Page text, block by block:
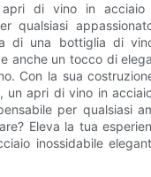
di vino in acciaio
qualsiasi
di una bottiglia di
anche un tocco di
Con la sua
un apri di vino in
per qualsiasi
Eleva la tua
inossidabile